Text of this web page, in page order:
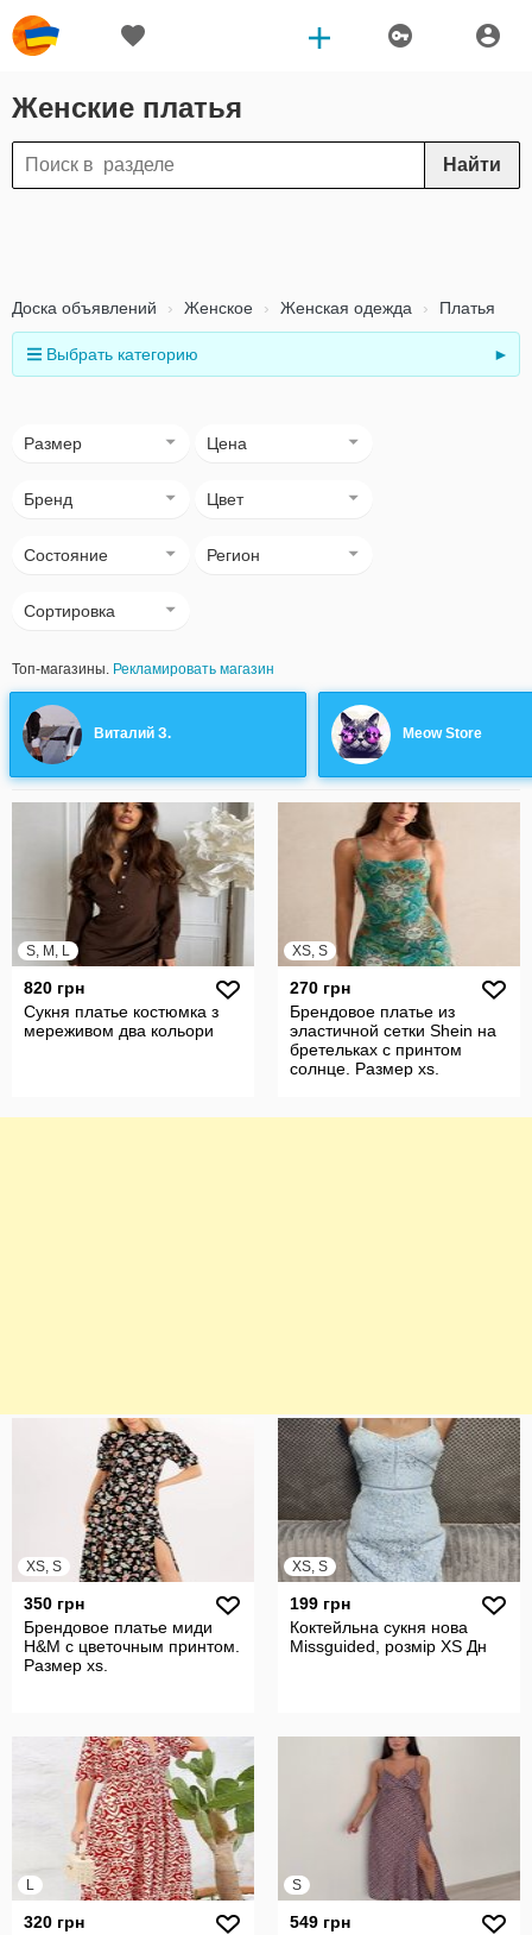
Женские платья
Найти
Доска объявлений Женское Женская одежда Платья
Выбрать категорию ►
Размер Цена
Бренд Цвет
Состояние Регион
Сортировка
Топ-магазины. Рекламировать магазин
Виталий З. Meow Store
S, M, L
820 грн
Сукня платье костюмка з
мереживом два кольори
XS, S
270 грн
Брендовое платье из
эластичной сетки Shein на
бретельках с принтом
солнце. Размер xs.
XS, S
350 грн
Брендовое платье миди
H&M с цветочным принтом.
Размер xs.
XS, S
199 грн
Коктейльна сукня нова
Missguided, розмір XS Дн
L
320 грн
S
549 грн